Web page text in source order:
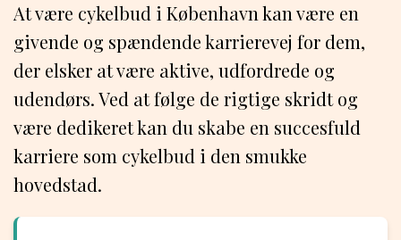
At være cykelbud i København kan være en
givende og spændende karrierevej for dem,
der elsker at være aktive, udfordrede og
udendørs. Ved at følge de rigtige skridt og
være dedikeret kan du skabe en succesfuld
karriere som cykelbud i den smukke
hovedstad.